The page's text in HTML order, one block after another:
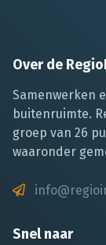
Over de
Samenwerken
buitenruimte.
groep van 26
waaronder
Snel naar